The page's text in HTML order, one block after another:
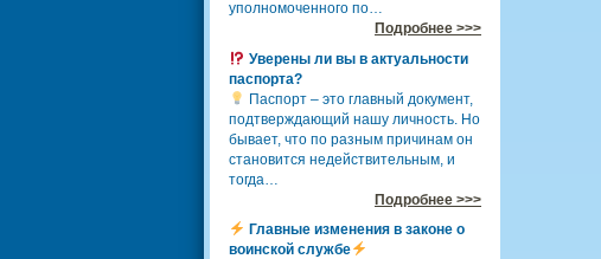
уполномоченного по…
Подробнее >>>
Уверены ли вы в актуальности
паспорта?
Паспорт – это главный документ,
подтверждающий нашу личность. Но
бывает, что по разным причинам он
становится недействительным, и
тогда…
Подробнее >>>
Главные изменения в законе о
воинской службе